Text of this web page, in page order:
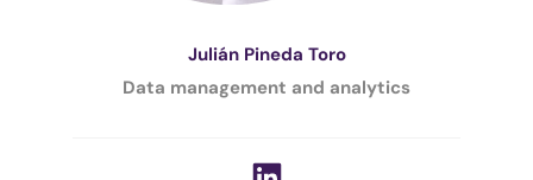
Julián Pineda Toro
Data management and analytics